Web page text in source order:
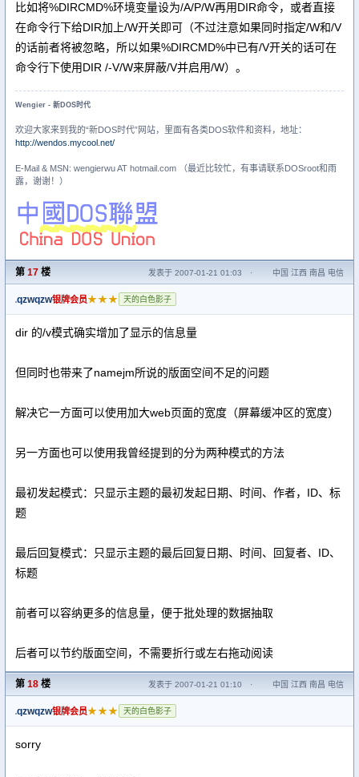
比如将%DIRCMD%环境变量设为/A/P/W再用DIR命令，或者直接
在命令行下给DIR加上/W开关即可（不过注意如果同时指定/W和/V
的话前者将被忽略，所以如果%DIRCMD%中已有/V开关的话可在
命令行下使用DIR /-V/W来屏蔽/V并启用/W）。
Wengier - 新DOS时代
欢迎大家来到我的“新DOS时代”网站，里面有各类DOS软件和资料，地址：
http://wendos.mycool.net/
E-Mail & MSN: wengierwu AT hotmail.com （最近比较忙，有事请联系DOSroot和雨
露，谢谢！）
第 17 楼 发表于 2007-01-21 01:03 · 中国 江西 南昌 电信
qzwqzw银牌会员★★★ 天的白色影子
dir 的/v模式确实增加了显示的信息量
但同时也带来了namejm所说的版面空间不足的问题
解决它一方面可以使用加大web页面的宽度（屏幕缓冲区的宽度）
另一方面也可以使用我曾经提到的分为两种模式的方法
最初发起模式：只显示主题的最初发起日期、时间、作者，ID、标
题
最后回复模式：只显示主题的最后回复日期、时间、回复者、ID、
标题
前者可以容纳更多的信息量，便于批处理的数据抽取
后者可以节约版面空间，不需要折行或左右拖动阅读
第 18 楼 发表于 2007-01-21 01:10 · 中国 江西 南昌 电信
qzwqzw银牌会员★★★ 天的白色影子
sorry